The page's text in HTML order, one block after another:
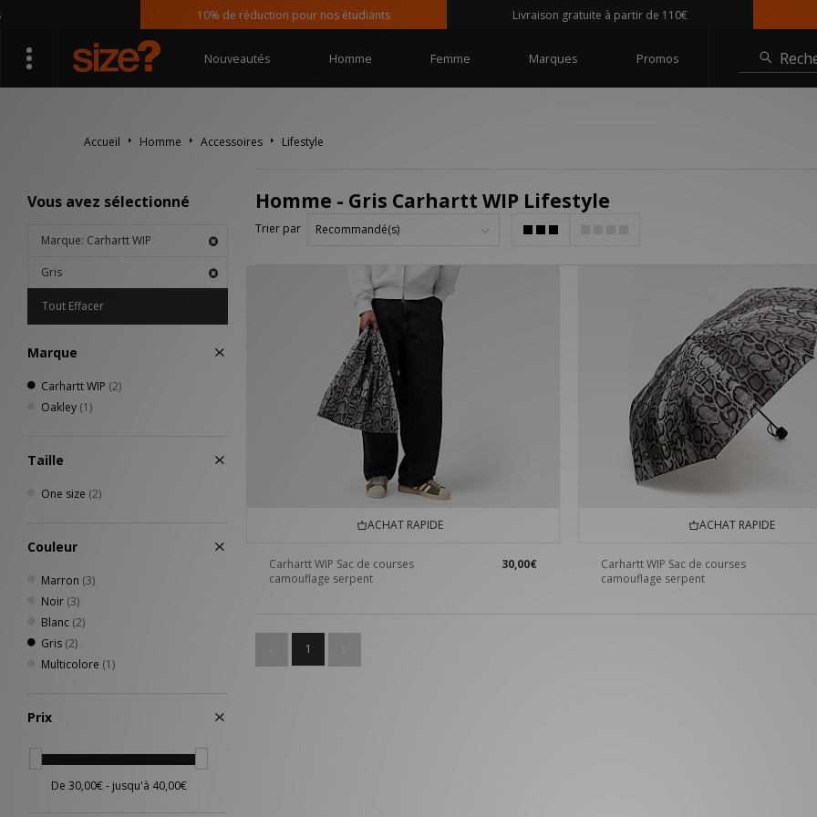
10% de réduction pour nos étudiants Livraison gratuite à partir de 110€
Nouveautés Homme Femme Marques Promos
Accueil Homme Accessoires Lifestyle
Vous avez sélectionné
Marque: Carhartt WIP
Gris
Tout Effacer
Marque
Carhartt WIP (2)
Oakley (1)
Taille
One size (2)
Couleur
Marron (3)
Noir (3)
Blanc (2)
Gris (2)
Multicolore (1)
Prix
Homme - Gris Carhartt WIP Lifestyle
Trier par
ACHAT RAPIDE
Carhartt WIP Sac de courses
camouflage serpent
30,00€
ACHAT RAPIDE
Carhartt WIP Sac de courses
camouflage serpent
1